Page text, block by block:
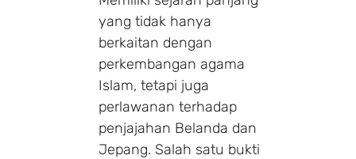
yang tidak hanya
berkaitan dengan
perkembangan agama
Islam, tetapi juga
perlawanan terhadap
penjajahan Belanda dan
Jepang. Salah satu bukti